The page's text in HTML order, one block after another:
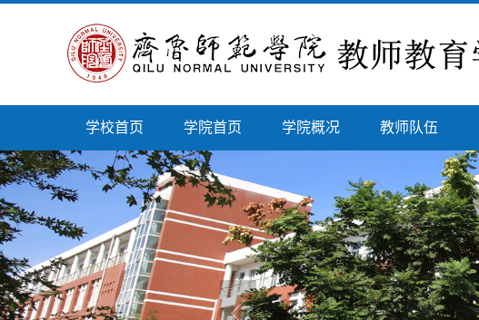
学校首页 学院首页 学院概况 教师队伍